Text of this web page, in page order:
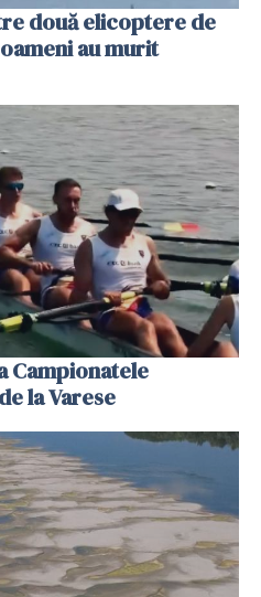
două elicoptere de
au murit
Campionatele
la Varese